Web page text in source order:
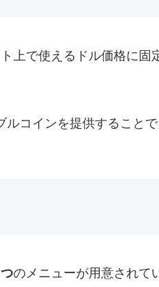
上で使えるドル価格に固
コインを提供すること
のメニューが用意されて